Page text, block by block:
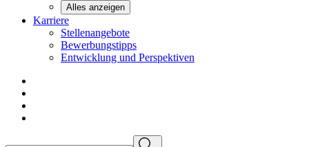
Alles anzeigen
Karriere
Stellenangebote
Bewerbungstipps
Entwicklung und Perspektiven